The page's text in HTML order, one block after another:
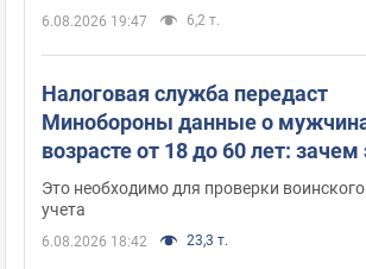
6.08.2026 19:47 6,2 т.
Налоговая служба передаст
Минобороны данные о
возрасте от 18 до 60 лет: зачем
нужно
Это необходимо для проверки воинского
учета
6.08.2026 18:42 23,3 т.